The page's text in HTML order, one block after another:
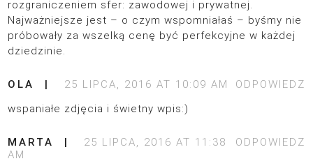
rozgraniczeniem sfer: zawodowej i prywatnej.
Najważniejsze jest – o czym wspomniałaś – byśmy nie
próbowały za wszelką cenę być perfekcyjne w każdej
dziedzinie.
ODPOWIEDZ
OLA
25 LIPCA, 2016 AT 10:09 AM
wspaniałe zdjęcia i świetny wpis:)
ODPOWIEDZ
MARTA
25 LIPCA, 2016 AT 11:38
AM